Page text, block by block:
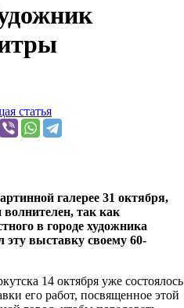
статья
галерее 31 октября,
так как
в городе художника
выставку своему 60-
14 октября уже состоялось
его работ, посвященное этой